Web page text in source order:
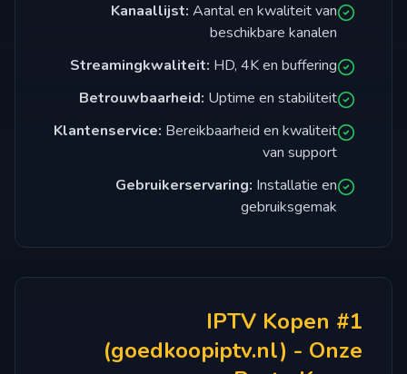
Kanaallijst: Aantal en kwaliteit van
beschikbare kanalen
Streamingkwaliteit: HD, 4K en buffering
Betrouwbaarheid: Uptime en stabiliteit
Klantenservice: Bereikbaarheid en kwaliteit
van support
Gebruikerservaring: Installatie en
gebruiksgemak
#1 IPTV Kopen
(goedkoopiptv.nl) - Onze